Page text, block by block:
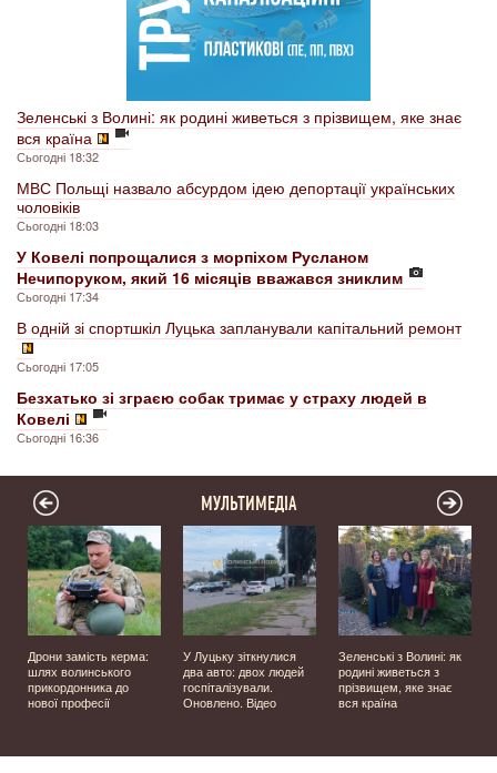
Зеленські з Волині: як родині живеться з прізвищем, яке знає
вся країна
Сьогодні 18:32
МВС Польщі назвало абсурдом ідею депортації українських
чоловіків
Сьогодні 18:03
У Ковелі попрощалися з морпіхом Русланом
Нечипоруком, який 16 місяців вважався зниклим
Сьогодні 17:34
В одній зі спортшкіл Луцька запланували капітальний ремонт
Сьогодні 17:05
Безхатько зі зграєю собак тримає у страху людей в
Ковелі
Сьогодні 16:36
МУЛЬТИМЕДІА
Дрони замість керма:
шлях волинського
прикордонника до
нової професії
У Луцьку зіткнулися
два авто: двох людей
госпіталізували.
Оновлено. Відео
Зеленські з Волині: як
родині живеться з
прізвищем, яке знає
вся країна